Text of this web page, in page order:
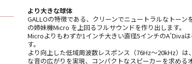
より大きな球体
GALLOの特徴である、クリーンでニュートラルなトー
の姉妹機Micro を上回るフルサウンドを作り出します。
Microよりもわずか1インチ大きい直径5インチのA'Diva
す。
より向上した低域周波数レスポンス（76Hz〜20kHz）
な音の広がりを実現、コンパクトなスピーカーを求める